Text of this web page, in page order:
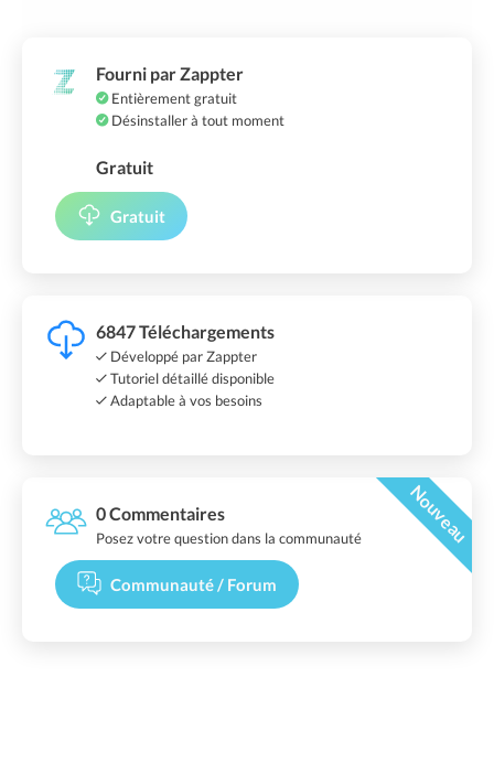
Fourni par Zappter
Entièrement gratuit
Désinstaller à tout moment
Gratuit
Gratuit
6847 Téléchargements
Développé par Zappter
Tutoriel détaillé disponible
Adaptable à vos besoins
0 Commentaires Nouveau
Posez votre question dans la communauté
Communauté / Forum